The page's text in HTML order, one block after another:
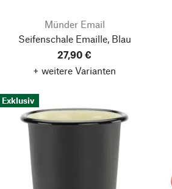
Münder Email
Seifenschale Emaille, Blau
27,90 €
+ weitere Varianten
Exklusiv